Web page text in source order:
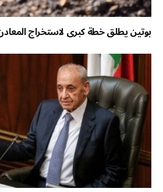
بوتين يطلق خطة كبرى لاستخراج المعادن